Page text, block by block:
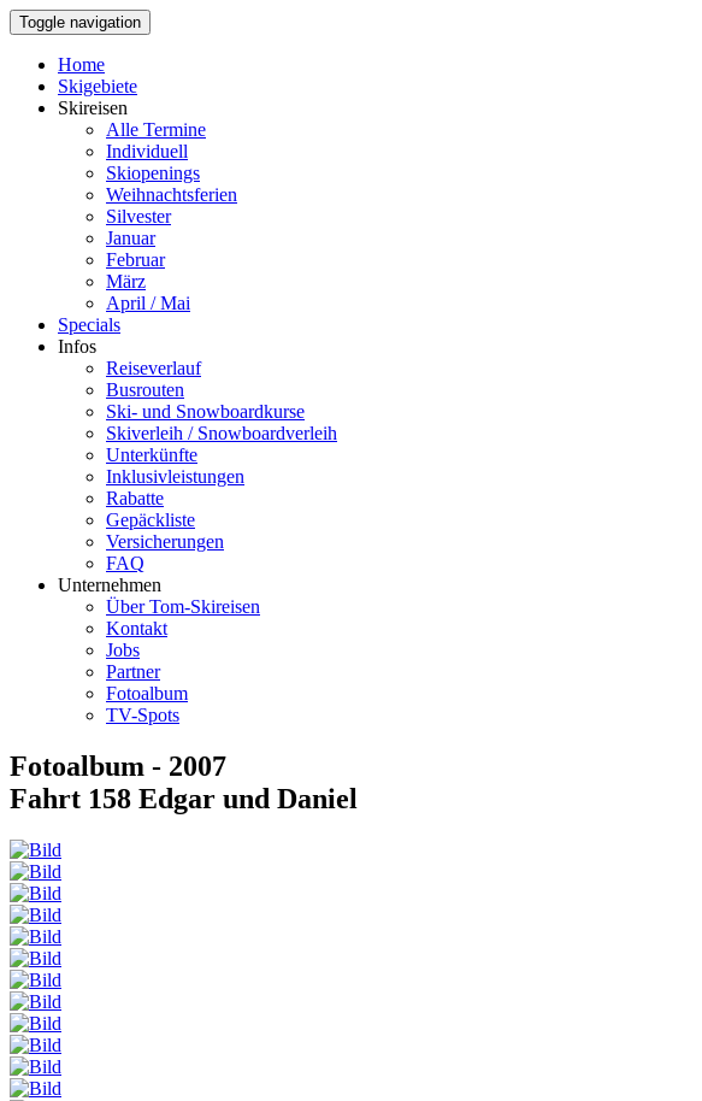
Toggle navigation
Home
Skigebiete
Skireisen
Alle Termine
Individuell
Skiopenings
Weihnachtsferien
Silvester
Januar
Februar
März
April / Mai
Specials
Infos
Reiseverlauf
Busrouten
Ski- und Snowboardkurse
Skiverleih / Snowboardverleih
Unterkünfte
Inklusivleistungen
Rabatte
Gepäckliste
Versicherungen
FAQ
Unternehmen
Über Tom-Skireisen
Kontakt
Jobs
Partner
Fotoalbum
TV-Spots
Fotoalbum - 2007
Fahrt 158 Edgar und Daniel